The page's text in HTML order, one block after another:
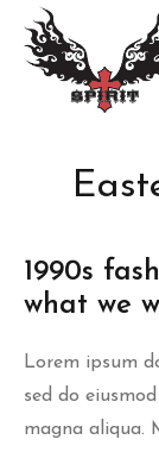
1990s
what we
Lorem ipsum
sed do
magna aliqua.